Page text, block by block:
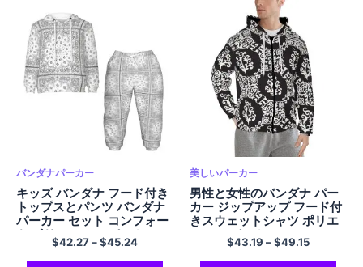
バンダナパーカー
キッズ バンダナ フード付き
トップスとパンツ バンダナ
パーカー セット コンフォー
ト ポリエステル パーカー セ
ット 女の子 男の子用
$42.27–$45.24
美しいパーカー
男性と女性のバンダナ パー
カー ジップアップ フード付
きスウェットシャツ ポリエ
ステル パーカー
$43.19 –$49.15